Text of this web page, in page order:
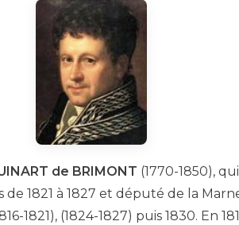
de BRIMONT (1770-1850),
de 1821 à 1827 et député de la
1821), (1824-1827) puis 1830. En